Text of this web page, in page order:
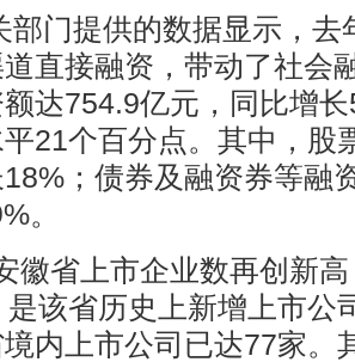
部门提供的数据显示，去
直接融资，带动了社会
达754.9亿元，同比增
21个百分点。其中，股
；债券及融资券等融
。
徽省上市企业数再创新
该省历史上新增上市公
内上市公司已达77家。